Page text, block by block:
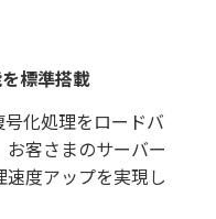
標準搭載
化処理をロードバ
客さまのサーバー
度アップを実現し